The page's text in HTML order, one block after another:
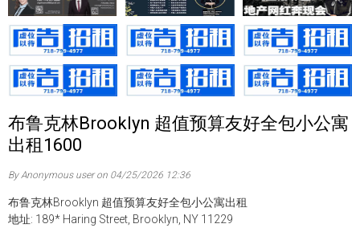
布鲁克林Brooklyn 超值预算友好全包小公寓
出租1600
By Anonymous user on 04/25/2026 12:36
布鲁克林Brooklyn 超值预算友好全包小公寓出租
地址: 189* Haring Street, Brooklyn, NY 11229